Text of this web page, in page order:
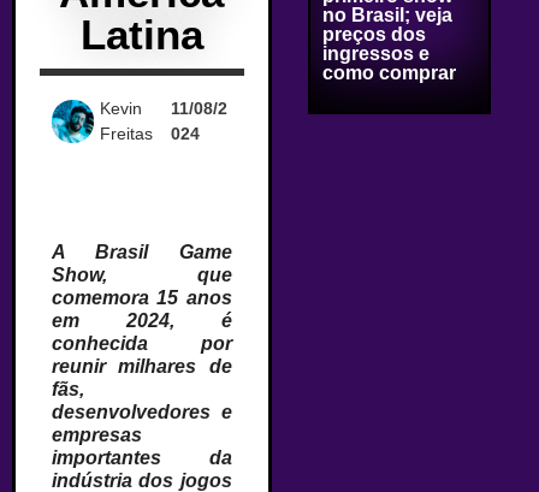
Latina
Kevin
Freitas
11/08/2
024
A Brasil Game
Show, que
comemora 15 anos
em 2024, é
conhecida por
reunir milhares de
fãs,
desenvolvedores e
empresas
importantes da
indústria dos jogos
no Brasil; veja
preços dos
ingressos e
como comprar